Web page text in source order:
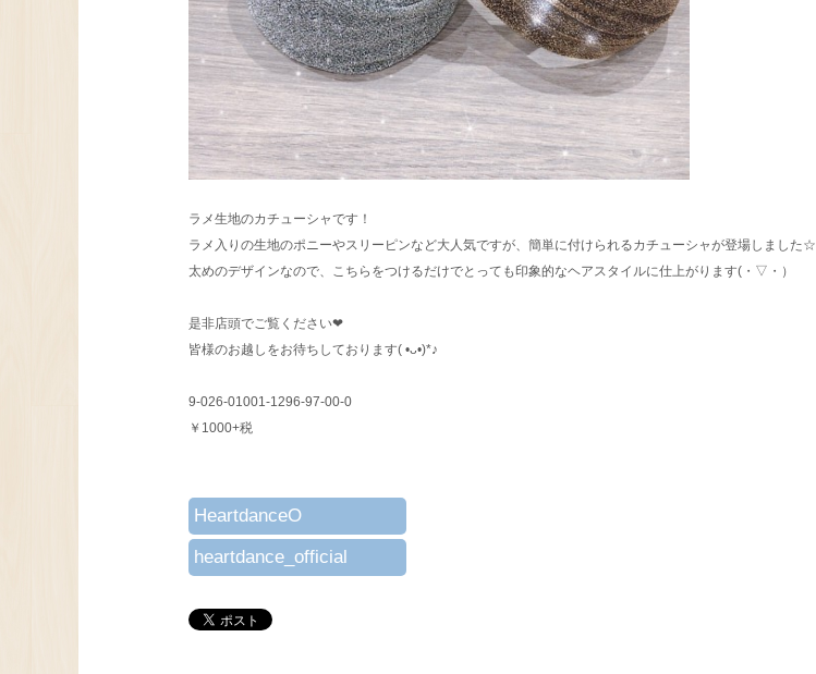
ラメ生地のカチューシャです！
ラメ入りの生地のポニーやスリーピンなど大人気ですが、簡単に付けられるカチューシャが登場しました☆
太めのデザインなので、こちらをつけるだけでとっても印象的なヘアスタイルに仕上がります(・▽・）
是非店頭でご覧ください❤︎
皆様のお越しをお待ちしております( •ᴗ•)*♪
9-026-01001-1296-97-00-0
￥1000+税
HeartdanceO
heartdance_official